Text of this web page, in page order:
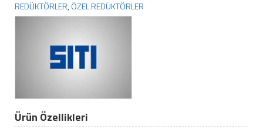
REDÜKTÖRLER,ÖZEL REDÜKTÖRLER
Ürün Özellikleri